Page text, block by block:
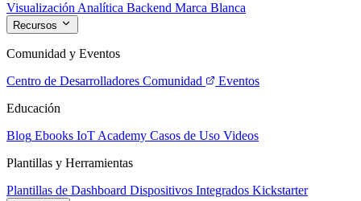
Visualización Analítica Backend Marca Blanca
Recursos
Comunidad y Eventos
Centro de Desarrolladores Comunidad
Eventos
Educación
Blog Ebooks IoT Academy Casos de Uso Videos
Plantillas y Herramientas
Plantillas de Dashboard Dispositivos Integrados Kickstarter